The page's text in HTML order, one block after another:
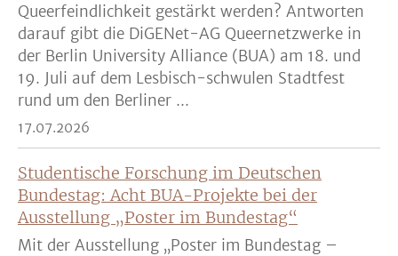
Queerfeindlichkeit gestärkt werden? Antworten
darauf gibt die DiGENet-AG Queernetzwerke in
der Berlin University Alliance (BUA) am 18. und
19. Juli auf dem Lesbisch-schwulen Stadtfest
rund um den Berliner ...
17.07.2026
Studentische Forschung im Deutschen
Bundestag: Acht BUA-Projekte bei der
Ausstellung „Poster im Bundestag“
Mit der Ausstellung „Poster im Bundestag –